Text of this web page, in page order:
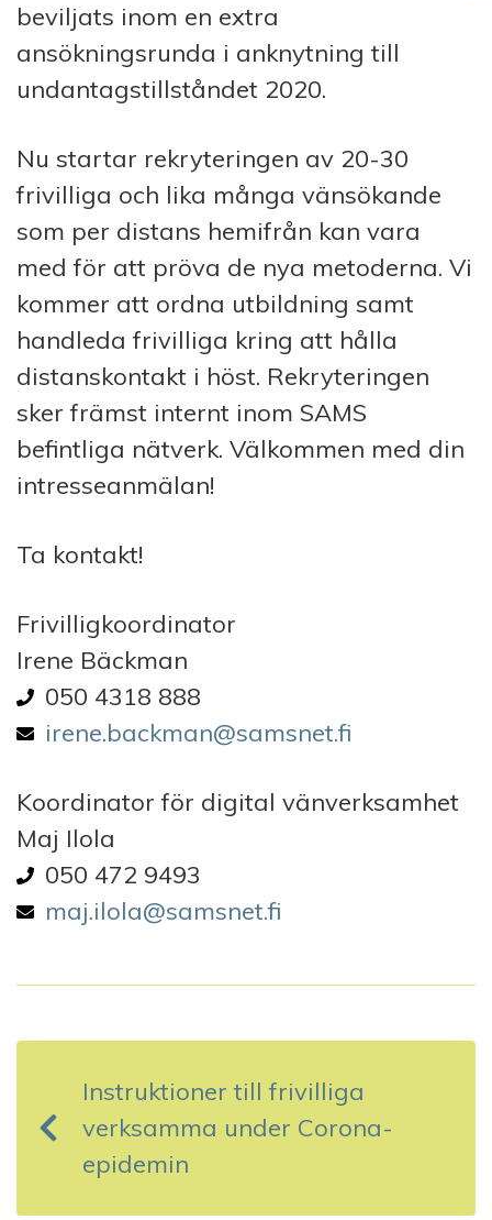
beviljats inom en extra
ansökningsrunda i anknytning till
undantagstillståndet 2020.
Nu startar rekryteringen av 20-30
frivilliga och lika många vänsökande
som per distans hemifrån kan vara
med för att pröva de nya metoderna. Vi
kommer att ordna utbildning samt
handleda frivilliga kring att hålla
distanskontakt i höst. Rekryteringen
sker främst internt inom SAMS
befintliga nätverk. Välkommen med din
intresseanmälan!
Ta kontakt!
Frivilligkoordinator
Irene Bäckman
050 4318 888
irene.backman@samsnet.fi
Koordinator för digital vänverksamhet
Maj Ilola
050 472 9493
maj.ilola@samsnet.fi
n
Instruktioner till frivilliga
verksamma under Corona-
epidemin